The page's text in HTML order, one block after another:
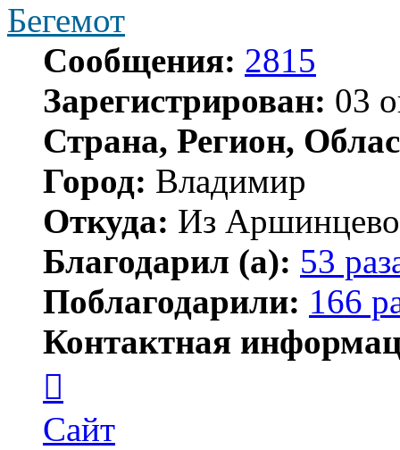
Бегемот
Сообщения: 2815
Зарегистрирован: 03
Страна, Регион,
Город: Владимир
Откуда: Из
Благодарил (а): 53
Поблагодарили: 166
Контактная
пользователя
Бегемот
Сайт